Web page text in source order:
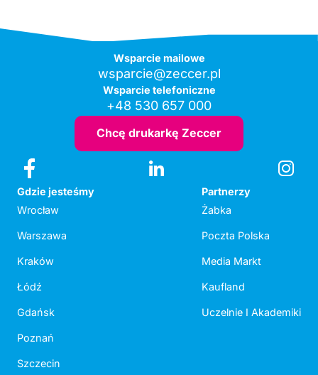
Wsparcie mailowe
wsparcie@zeccer.pl
Wsparcie telefoniczne
+48 530 657 000
Chcę drukarkę Zeccer
Gdzie jesteśmy
Wrocław
Warszawa
Kraków
Łódź
Gdańsk
Poznań
Szczecin
Partnerzy
Żabka
Poczta Polska
Media Markt
Kaufland
Uczelnie I Akademiki